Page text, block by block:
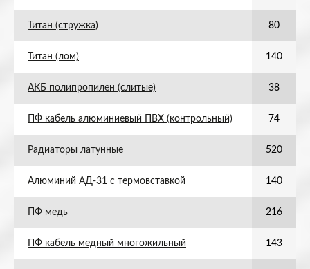
Титан (стружка) 80
Титан (лом) 140
АКБ полипропилен (слитые) 38
ПФ кабель алюминиевый ПВХ (контрольный) 74
Радиаторы латунные 520
Алюминий АД-31 с термовставкой 140
ПФ медь 216
ПФ кабель медный многожильный 143